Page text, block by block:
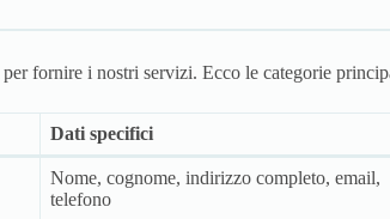
per fornire i nostri servizi. Ecco le categorie
Dati specifici
Nome, cognome, indirizzo completo, email,
telefono